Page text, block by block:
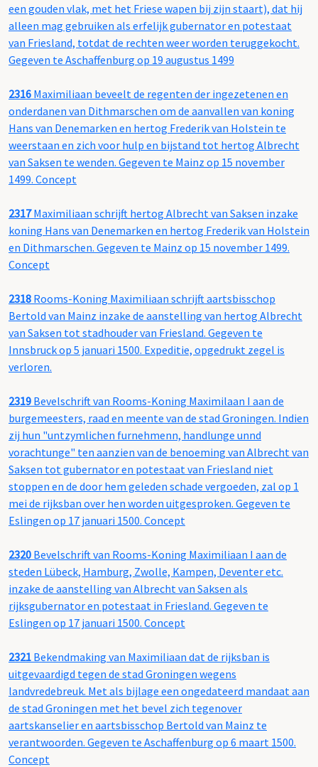
een gouden vlak, met het Friese wapen bij zijn staart), dat hij
alleen mag gebruiken als erfelijk gubernator en potestaat
van Friesland, totdat de rechten weer worden teruggekocht.
Gegeven te Aschaffenburg op 19 augustus 1499
2316 Maximiliaan beveelt de regenten der ingezetenen en
onderdanen van Dithmarschen om de aanvallen van koning
Hans van Denemarken en hertog Frederik van Holstein te
weerstaan en zich voor hulp en bijstand tot hertog Albrecht
van Saksen te wenden. Gegeven te Mainz op 15 november
1499. Concept
2317Maximiliaan schrijft hertog Albrecht van Saksen inzake
koning Hans van Denemarken en hertog Frederik van Holstein
en Dithmarschen. Gegeven te Mainz op 15 november 1499.
Concept
2318 Rooms-Koning Maximiliaan schrijft aartsbisschop
Bertold van Mainz inzake de aanstelling van hertog Albrecht
van Saksen tot stadhouder van Friesland. Gegeven te
Innsbruck op 5 januari 1500. Expeditie, opgedrukt zegel is
verloren.
2319 Bevelschrift van Rooms-Koning Maximilaan I aan de
burgemeesters, raad en meente van de stad Groningen. Indien
zij hun "untzymlichen furnehmenn, handlunge unnd
vorachtunge" ten aanzien van de benoeming van Albrecht van
Saksen tot gubernator en potestaat van Friesland niet
stoppen en de door hem geleden schade vergoeden, zal op 1
mei de rijksban over hen worden uitgesproken. Gegeven te
Eslingen op 17 januari 1500. Concept
2320 Bevelschrift van Rooms-Koning Maximiliaan I aan de
steden Lübeck, Hamburg, Zwolle, Kampen, Deventer etc.
inzake de aanstelling van Albrecht van Saksen als
rijksgubernator en potestaat in Friesland. Gegeven te
Eslingen op 17 januari 1500. Concept
2321 Bekendmaking van Maximiliaan dat de rijksban is
uitgevaardigd tegen de stad Groningen wegens
landvredebreuk. Met als bijlage een ongedateerd mandaat aan
de stad Groningen met het bevel zich tegenover
aartskanselier en aartsbisschop Bertold van Mainz te
verantwoorden. Gegeven te Aschaffenburg op 6 maart 1500.
Concept